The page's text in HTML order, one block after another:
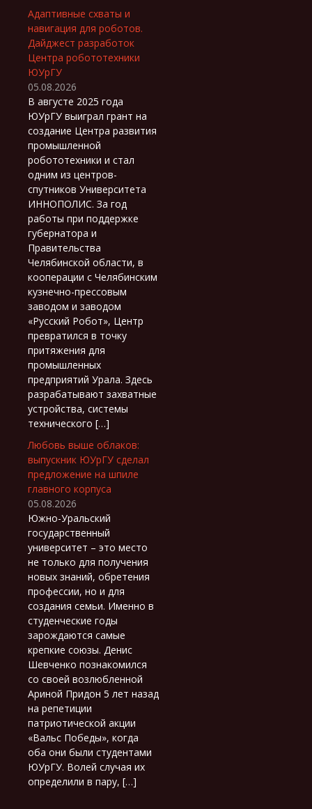
Адаптивные схваты и
навигация для роботов.
Дайджест разработок
Центра робототехники
ЮУрГУ
05.08.2026
В августе 2025 года
ЮУрГУ выиграл грант на
создание Центра развития
промышленной
робототехники и стал
одним из центров-
спутников Университета
ИННОПОЛИС. За год
работы при поддержке
губернатора и
Правительства
Челябинской области, в
кооперации с Челябинским
кузнечно-прессовым
заводом и заводом
«Русский Робот», Центр
превратился в точку
притяжения для
промышленных
предприятий Урала. Здесь
разрабатывают захватные
устройства, системы
технического […]
Любовь выше облаков:
выпускник ЮУрГУ сделал
предложение на шпиле
главного корпуса
05.08.2026
Южно-Уральский
государственный
университет – это место
не только для получения
новых знаний, обретения
профессии, но и для
создания семьи. Именно в
студенческие годы
зарождаются самые
крепкие союзы. Денис
Шевченко познакомился
со своей возлюбленной
Ариной Придон 5 лет назад
на репетиции
патриотической акции
«Вальс Победы», когда
оба они были студентами
ЮУрГУ. Волей случая их
определили в пару, […]